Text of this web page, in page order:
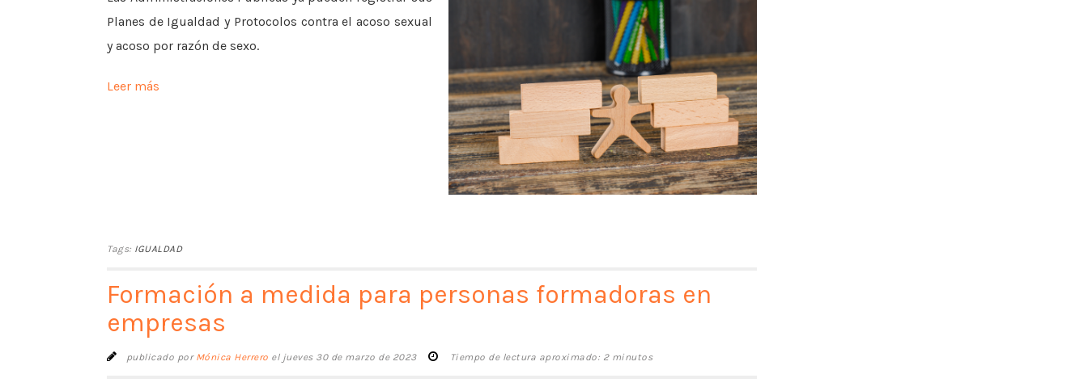
Planes de Igualdad y Protocolos contra el acoso sexual
y acoso por razón de sexo.
Leer más
Tags: IGUALDAD
Formación a medida para personas formadoras en
empresas
publicado por Mónica Herrero el jueves 30 de marzo de 2023 Tiempo de lectura aproximado: 2 minutos